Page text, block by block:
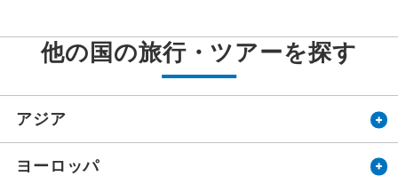
他の国の旅行・ツアーを探す
アジア
ヨーロッパ